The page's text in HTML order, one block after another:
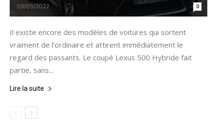
09/05/2022 0
Il existe encore des modèles de voitures qui sortent
vraiment de l’ordinaire et attirent immédiatement le
regard des passants. Le coupé Lexus 500 Hybride fait
partie, sans...
Lire la suite